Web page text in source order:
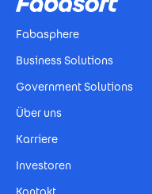
Fabasphere
Business Solutions
Government Solutions
Über uns
Karriere
Investoren